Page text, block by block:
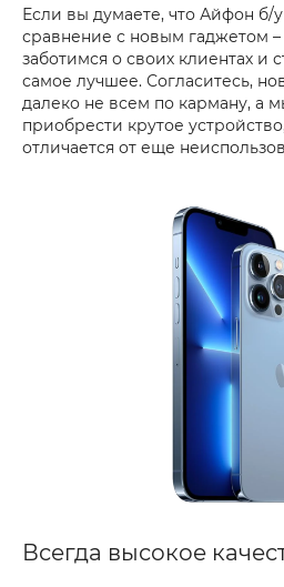
Если вы думаете, что Айфон б/
сравнение с новым гаджетом
заботимся о своих клиентах и
самое лучшее. Согласитесь,
далеко не всем по карману, а
приобрести крутое
отличается от еще
Всегда высокое